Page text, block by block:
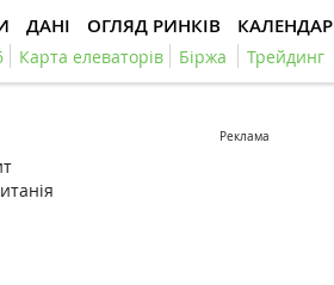
ДАНІ ОГЛЯД РИНКІВ КАЛЕНДАР
Карта елеваторів Біржа Трейдинг
Реклама